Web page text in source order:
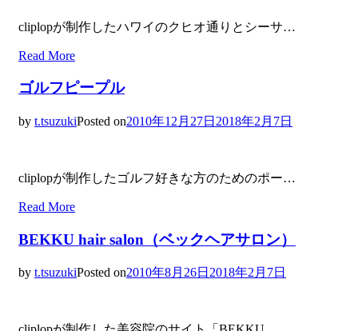
cliplopが制作したハワイのクヒオ通りとシーサ…
Read More
ゴルフピープル
by t.tsuzukiPosted on2010年12月27日 2018年2月7日
cliplopが制作したゴルフ好きな方のためのポー…
Read More
BEKKU hair salon（ベックヘアサロン）
by t.tsuzukiPosted on2010年8月26日 2018年2月7日